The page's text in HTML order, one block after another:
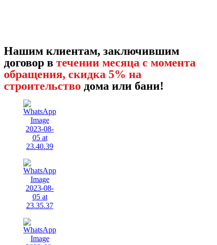
Нашим клиентам, заключившим
договор в течении месяца с момента
обращения, скидка 5% на
строительство дома или бани!